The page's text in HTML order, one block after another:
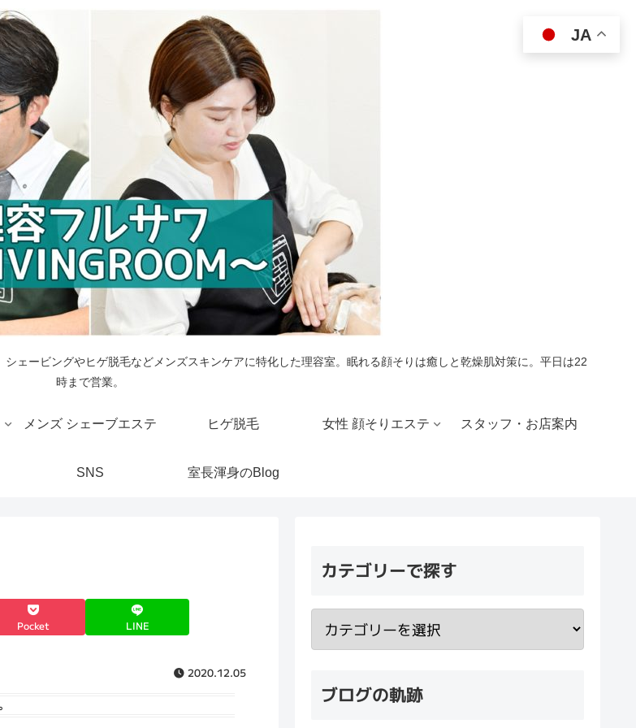
ェービングやヒゲ脱毛などメンズスキンケアに特化した理容室。眠れる顔そりは癒しと乾燥肌対策に。平日は22
時まで営業。
メンズ シェーブエステ ヒゲ脱毛 女性 顔そりエステ スタッフ・お店案内
SNS 室長渾身のBlog
Pocket LINE
2020.12.05
カテゴリーで探す
ブログの軌跡
JA